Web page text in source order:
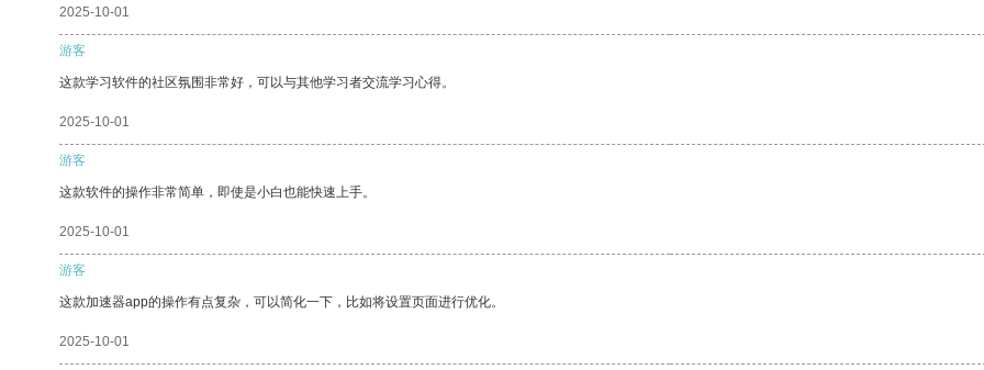
2025-10-01
游客
这款学习软件的社区氛围非常好，可以与其他学习者交流学习心得。
2025-10-01
游客
这款软件的操作非常简单，即使是小白也能快速上手。
2025-10-01
游客
这款加速器app的操作有点复杂，可以简化一下，比如将设置页面进行优化。
2025-10-01